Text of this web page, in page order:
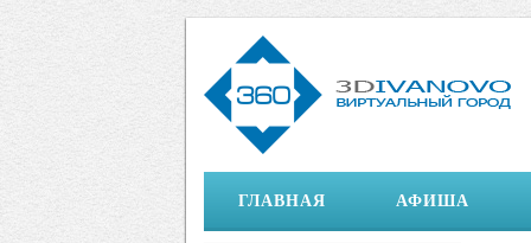
ГЛАВНАЯ АФИША